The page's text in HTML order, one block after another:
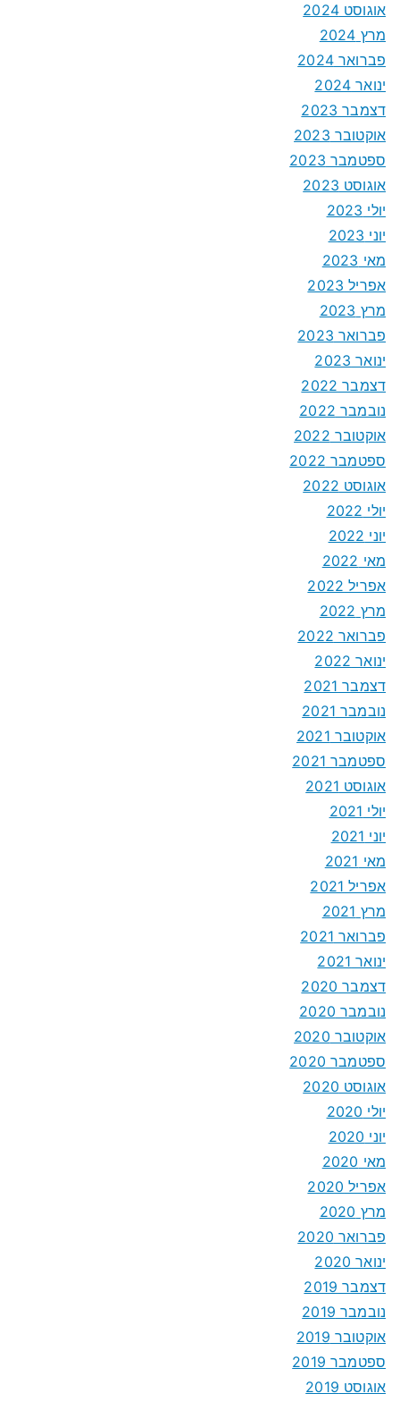
אוגוסט 2024
מרץ 2024
פברואר 2024
ינואר 2024
דצמבר 2023
אוקטובר 2023
ספטמבר 2023
אוגוסט 2023
יולי 2023
יוני 2023
מאי 2023
אפריל 2023
מרץ 2023
פברואר 2023
ינואר 2023
דצמבר 2022
נובמבר 2022
אוקטובר 2022
ספטמבר 2022
אוגוסט 2022
יולי 2022
יוני 2022
מאי 2022
אפריל 2022
מרץ 2022
פברואר 2022
ינואר 2022
דצמבר 2021
נובמבר 2021
אוקטובר 2021
ספטמבר 2021
אוגוסט 2021
יולי 2021
יוני 2021
מאי 2021
אפריל 2021
מרץ 2021
פברואר 2021
ינואר 2021
דצמבר 2020
נובמבר 2020
אוקטובר 2020
ספטמבר 2020
אוגוסט 2020
יולי 2020
יוני 2020
מאי 2020
אפריל 2020
מרץ 2020
פברואר 2020
ינואר 2020
דצמבר 2019
נובמבר 2019
אוקטובר 2019
ספטמבר 2019
אוגוסט 2019